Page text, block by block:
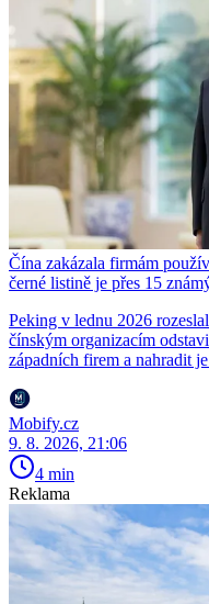
Čína zakázala firmám
černé listině je přes 15
Peking v lednu 2026
čínským organizacím
západních firem a nahradit
Mobify.cz
9. 8. 2026, 21:06
4 min
Reklama